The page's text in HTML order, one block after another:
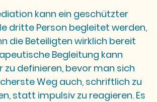
kann ein geschützter
dritte Person begleitet werden,
die Beteiligten wirklich bereit
Begleitung kann
zu definieren, bevor man sich
Weg auch, schriftlich zu
statt impulsiv zu reagieren. Es